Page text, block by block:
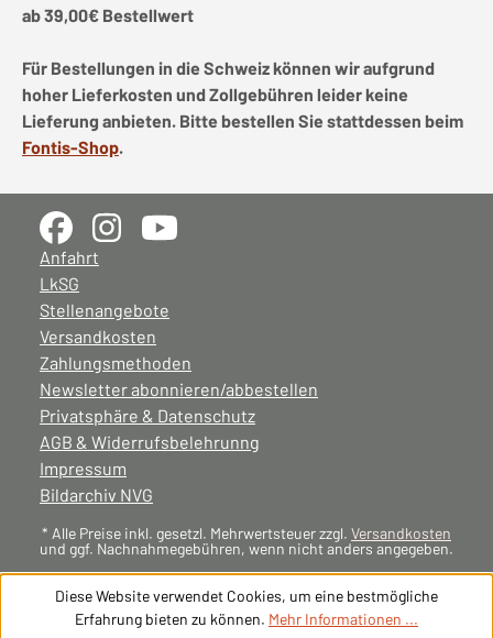
ab 39,00€ Bestellwert
Für Bestellungen in die Schweiz können wir aufgrund
hoher Lieferkosten und Zollgebühren leider keine
Lieferung anbieten. Bitte bestellen Sie stattdessen beim
Fontis-Shop.
Anfahrt
LkSG
Stellenangebote
Versandkosten
Zahlungsmethoden
Newsletter abonnieren/abbestellen
Privatsphäre & Datenschutz
AGB & Widerrufsbelehrunng
Impressum
Bildarchiv NVG
* Alle Preise inkl. gesetzl. Mehrwertsteuer zzgl. Versandkosten
und ggf. Nachnahmegebühren, wenn nicht anders angegeben.
Diese Website verwendet Cookies, um eine bestmögliche
Erfahrung bieten zu können. Mehr Informationen ...